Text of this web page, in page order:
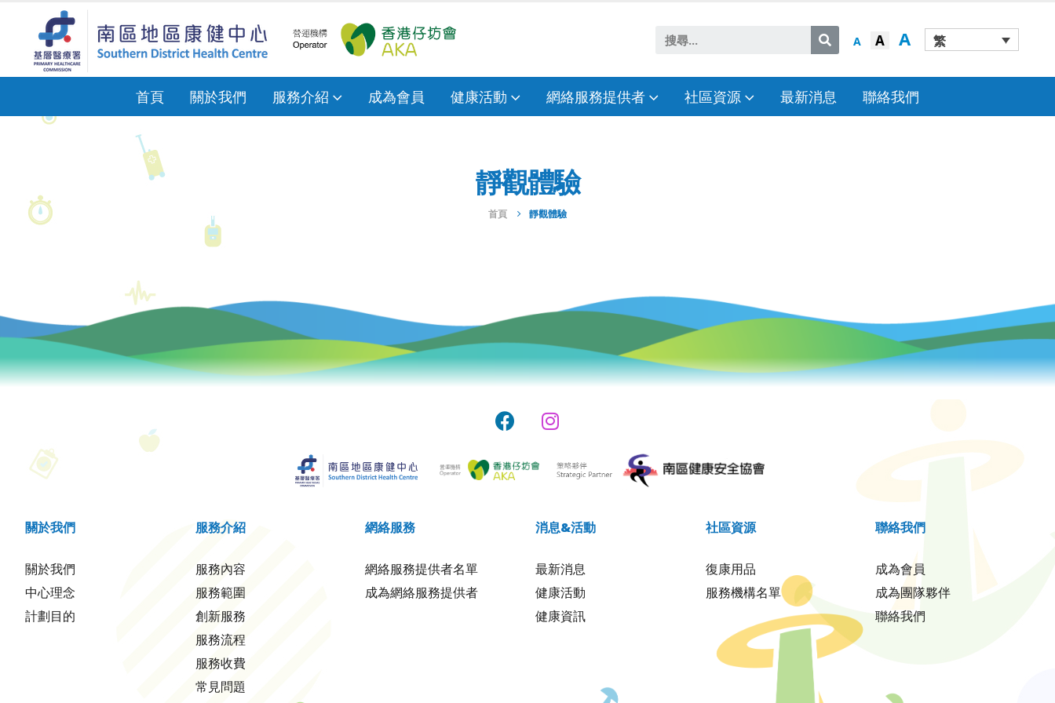
A A A 繁
首頁 關於我們 服務介紹 成為會員 健康活動 網絡服務提供者 社區資源 最新消息 聯絡我們
靜觀體驗
首頁 靜觀體驗
關於我們
關於我們
中心理念
計劃目的
服務介紹
服務內容
服務範圍
創新服務
服務流程
服務收費
常見問題
網絡服務
網絡服務提供者名單
成為網絡服務提供者
消息&活動
最新消息
健康活動
健康資訊
社區資源
復康用品
服務機構名單
聯絡我們
成為會員
成為團隊夥伴
聯絡我們